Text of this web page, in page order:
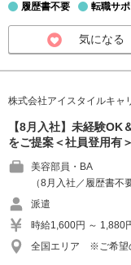
履歴書不要 転職サ
気になる
株式会社アイスタイルキャ
【8月入社】未経験
をご提案＜社員登用有＞
美容部員・BA
（8月入社／履歴書
派遣
時給1,600円 ～ 1,880
全国エリア ※ご希望